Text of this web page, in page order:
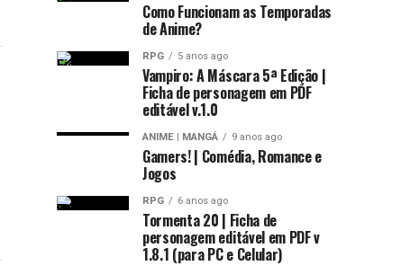
Como Funcionam as Temporadas
de Anime?
RPG 5 anos ago
Vampiro: A Máscara 5ª Edição |
Ficha de personagem em PDF
editável v.1.0
ANIME | MANGÁ 9 anos ago
Gamers! | Comédia, Romance e
Jogos
RPG 6 anos ago
Tormenta 20 | Ficha de
personagem editável em PDF v
1.8.1 (para PC e Celular)